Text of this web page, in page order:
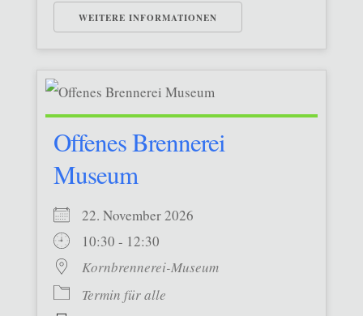
WEITERE INFORMATIONEN
Offenes Brennerei
Museum
22. November 2026
10:30 - 12:30
Kornbrennerei-Museum
Termin für alle